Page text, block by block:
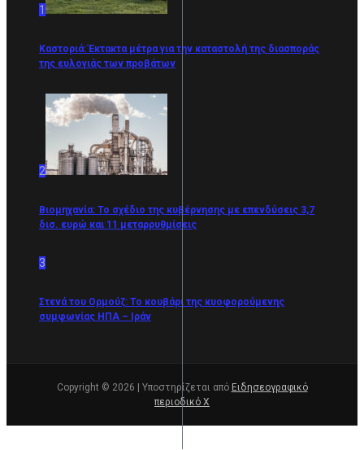
1
Καστοριά: Έκτακτα μέτρα για την καταστολή της διασποράς
της ευλογιάς των προβάτων
2
Βιομηχανία: Το σχέδιο της κυβέρνησης με επενδύσεις 3,7
δισ. ευρώ και 11 μεταρρυθμίσεις
3
Στενά του Ορμούζ: Το κουβάρι της κυοφορούμενης
συμφωνίας ΗΠΑ – Ιράν
Copyright © 2026 | Υποστηρίζεται από Ειδησεογραφικό
περιοδικό Χ